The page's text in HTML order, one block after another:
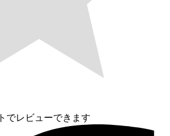
でレビューできます